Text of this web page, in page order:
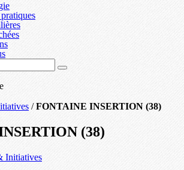
/FONTAINE INSERTION (38)
(38)
Initiatives